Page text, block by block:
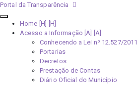
Portal da Transparência
Home [H]
Acesso a Informação [A]
Conhecendo a Lei nº 12.527/2011
Portarias
Decretos
Prestação de Contas
Diário Oficial do Município